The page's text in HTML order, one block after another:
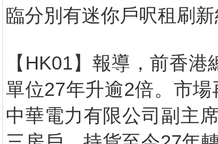
臨分別有迷你戶呎租刷
【HK01】報導，前香
單位27年升逾2倍。市
中華電力有限公司副主